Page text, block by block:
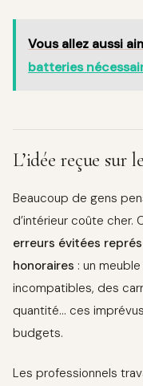
Vous allez aussi
batteries
L’idée reçue sur
Beaucoup de gens
d’intérieur coûte cher.
erreurs évitées
honoraires : un
incompatibles, des
quantité… ces
budgets.
Les professionnels